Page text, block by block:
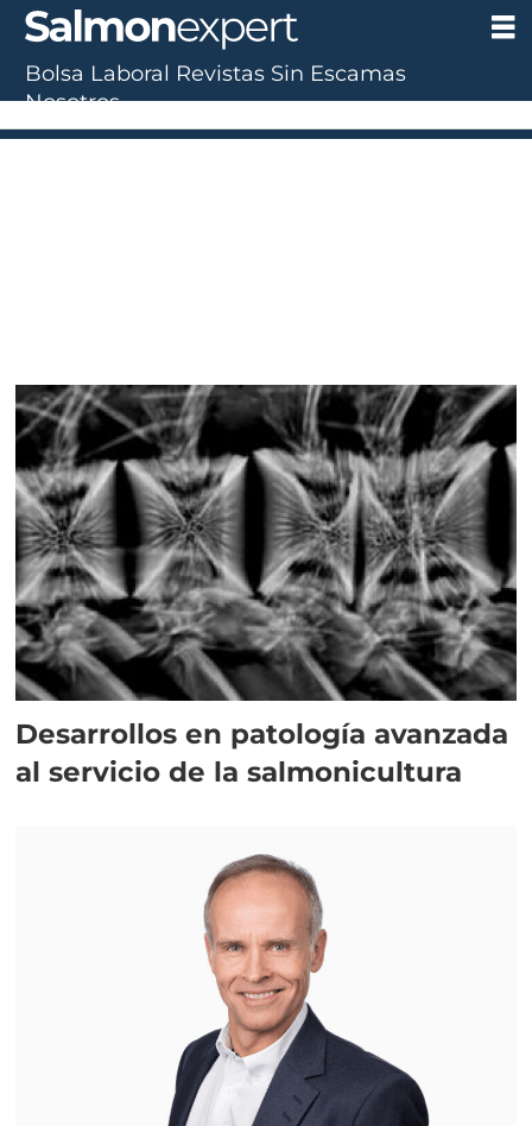
Tag:
análisis
Desarrollos en patología avanzada
al servicio de la salmonicultura
Bolsa Laboral Revistas Sin Escamas
Nosotros